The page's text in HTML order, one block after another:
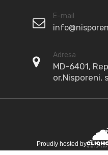
E-mail
Adresa
MD-6401,
or.Nisporeni,